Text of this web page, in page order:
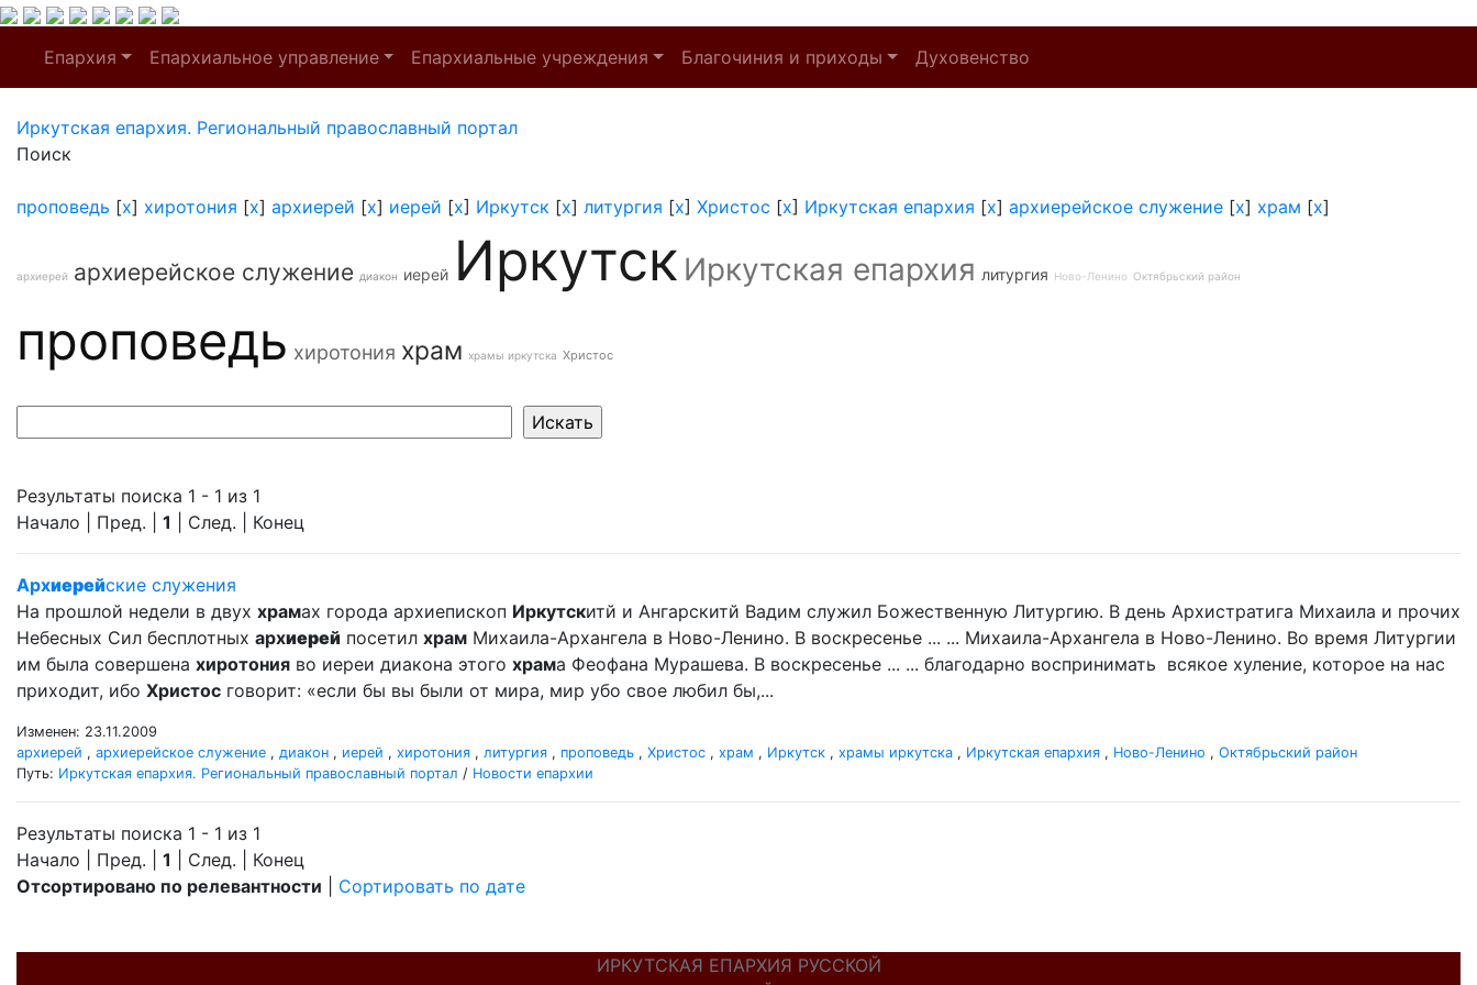
Епархия Епархиальное управление Епархиальные учреждения Благочиния и приходы Духовенство
Иркутская епархия. Региональный православный портал
Поиск
проповедь [x] хиротония [x] архиерей [x] иерей [x] Иркутск [x] литургия [x] Христос [x] Иркутская епархия [x] архиерейское служение [x] храм [x]
архиерей архиерейское служение диакон иерей Иркутск Иркутская епархия литургия Ново-Ленино Октябрьский район
проповедь хиротония храм храмы иркутска Христос
Результаты поиска 1 - 1 из 1
Начало | Пред. | 1 | След. | Конец
Архиерейские служения
На прошлой недели в двух храмах города архиепископ Иркутскитй и Ангарскитй Вадим служил Божественную Литургию. В день Архистратига Михаила и прочих
Небесных Сил бесплотных архиерей посетил храм Михаила-Архангела в Ново-Ленино. В воскресенье ... ... Михаила-Архангела в Ново-Ленино. Во время Литургии
им была совершена хиротония во иереи диакона этого храма Феофана Мурашева. В воскресенье ... ... благодарно воспринимать всякое хуление, которое на нас
приходит, ибо Христос говорит: «если бы вы были от мира, мир убо свое любил бы,...
Изменен: 23.11.2009
архиерей , архиерейское служение , диакон , иерей , хиротония , литургия , проповедь , Христос , храм , Иркутск , храмы иркутска , Иркутская епархия , Ново-Ленино , Октябрьский район
Путь: Иркутская епархия. Региональный православный портал / Новости епархии
Результаты поиска 1 - 1 из 1
Начало | Пред. | 1 | След. | Конец
Отсортировано по релевантности
Сортировать по дате
ИРКУТСКАЯ ЕПАРХИЯ РУССКОЙ